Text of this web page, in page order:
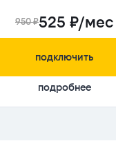
950 ₽525 ₽/мес
подключить
подробнее